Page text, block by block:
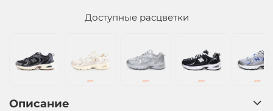
Доступные расцветки
Описание